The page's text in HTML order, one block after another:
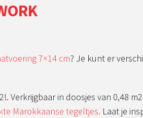
7×14 cm? Je kunt er
Verkrijgbaar in doosjes van 0,48
Marokkaanse tegeltjes. Laat je